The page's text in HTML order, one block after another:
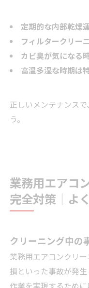
定期的な内部乾燥
フィルタークリー
カビ臭が気になる
高温多湿な時期は
正しいメンテナンス
う。
業務用エアコ
完全対策｜よ
クリーニング中の
業務用エアコンクリ
損といった事故が発
作業を実現するため